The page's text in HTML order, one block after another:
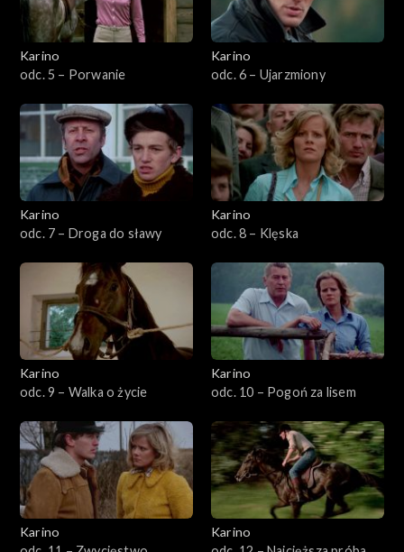
Karino
odc. 5 – Porwanie
Karino
odc. 6 – Ujarzmiony
Karino
odc. 7 – Droga do sławy
Karino
odc. 8 – Klęska
Karino
odc. 9 – Walka o życie
Karino
odc. 10 – Pogoń za lisem
Karino
Karino